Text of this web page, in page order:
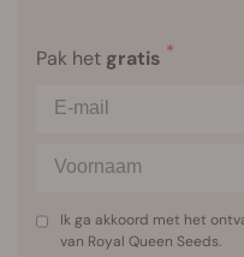
Pak het gratis *
Ik ga akkoord met het
van Royal Queen Seeds.